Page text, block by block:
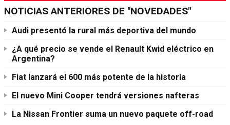
NOTICIAS ANTERIORES DE "NOVEDADES"
Audi presentó la rural más deportiva del mundo
¿A qué precio se vende el Renault Kwid eléctrico en
Argentina?
Fiat lanzará el 600 más potente de la historia
El nuevo Mini Cooper tendrá versiones nafteras
La Nissan Frontier suma un nuevo paquete off-road